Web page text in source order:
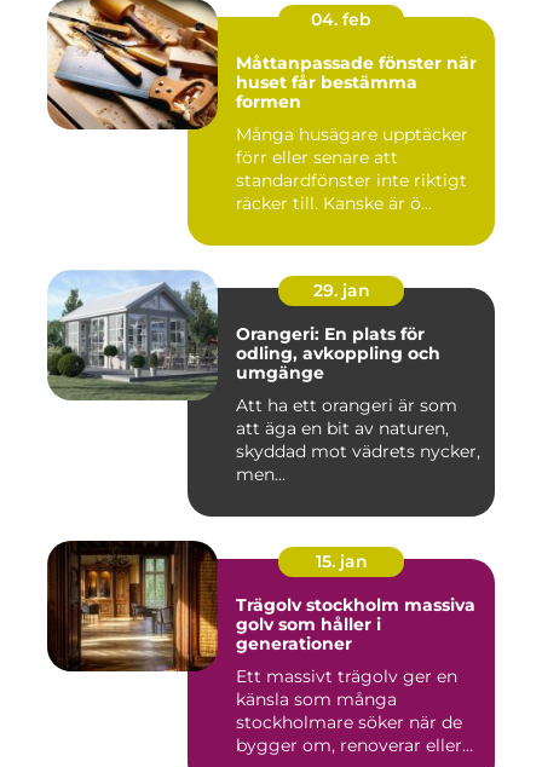
04. feb
Måttanpassade fönster när
huset får bestämma
formen
Många husägare upptäcker
förr eller senare att
standardfönster inte riktigt
räcker till. Kanske är ö...
29. jan
Orangeri: En plats för
odling, avkoppling och
umgänge
Att ha ett orangeri är som
att äga en bit av naturen,
skyddad mot vädrets nycker,
men...
15. jan
Trägolv stockholm massiva
golv som håller i
generationer
Ett massivt trägolv ger en
känsla som många
stockholmare söker när de
bygger om, renoverar eller